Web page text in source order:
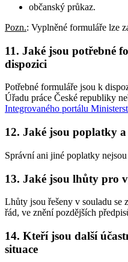
občanský průkaz.
Pozn.: Vyplněné formuláře lze
11. Jaké jsou potřebné
dispozici
Potřebné formuláře jsou k
Úřadu práce České republiky
Integrovaného portálu
12. Jaké jsou poplatky
Správní ani jiné poplatky nejsou
13. Jaké jsou lhůty pro
Lhůty jsou řešeny v souladu se
řád, ve znění pozdějších
14. Kteří jsou další
situace